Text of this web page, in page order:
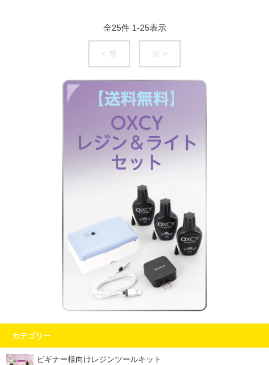
全25件 1-25表示
< 前 次 >
カテゴリー
ビギナー様向けレジンツールキット